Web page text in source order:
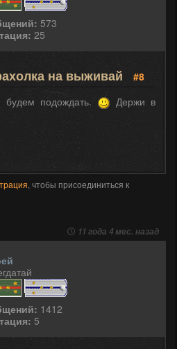
573
25
на выживай
#8
подождать.
Держи в
, чтобы присоединиться к
11 года 4 мес. назад
1412
5